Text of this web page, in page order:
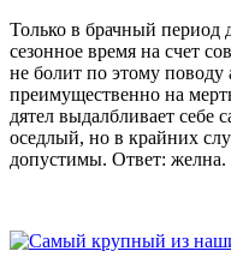
Только в брачный период
сезонное время на счет
не болит по этому
преимущественно на
дятел выдалбливает себе
оседлый, но в крайних
допустимы. Ответ: желна.